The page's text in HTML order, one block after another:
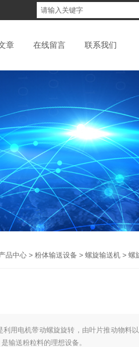
章 在线留言 联系我们
品中心 > 粉体输送设备 > 螺旋输送机 > 螺
用电机带动螺旋旋转，由叶片推动物料
输送粉粒料的理想设备。